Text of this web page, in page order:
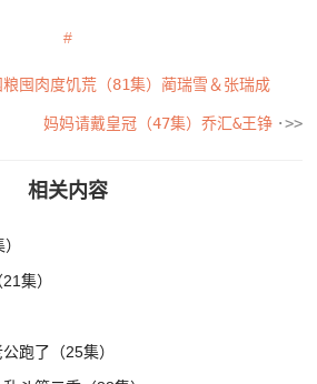
囤肉度饥荒（81集）蔺瑞雪＆张瑞成
妈妈请戴皇冠（47集）乔汇&王铮
相关内容
集）
跑了（25集）